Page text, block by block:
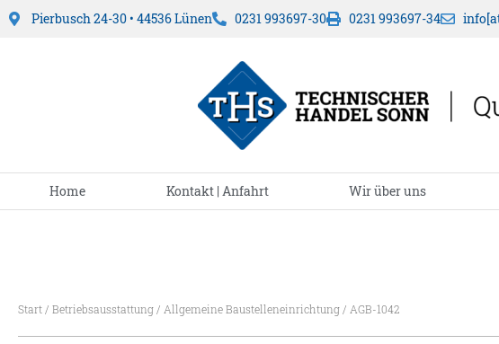
Pierbusch 24-30 • 44536 Lünen 0231 993697-30 0231 993697-34
Home Kontakt | Anfahrt Wir über uns
Start / Betriebsausstattung / Allgemeine Baustelleneinrichtung / AGB-1042